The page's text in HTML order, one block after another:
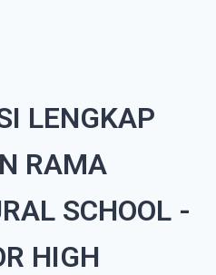
LENGKAP
RAMA
SCHOOL -
HIGH